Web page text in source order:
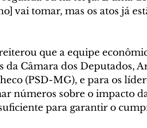
vai tomar, mas os atos já
que a equipe
da Câmara dos Deputados,
(PSD-MG), e para os
números sobre o impacto
para garantir o